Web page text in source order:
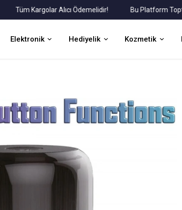
Tüm Kargolar Alıcı Ödemelidir! Bu Platform Toptan
Elektronik Hediyelik Kozmetik